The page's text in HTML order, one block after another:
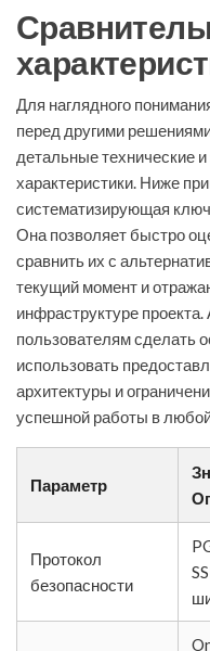
Для наглядного
перед другими
детальные технические
характеристики. Ниже
систематизирующая
Она позволяет быстро
сравнить их с
текущий момент и
инфраструктуре
пользователям сделать
использовать
архитектуры и
успешной работы в
Параметр
Протокол
безопасности